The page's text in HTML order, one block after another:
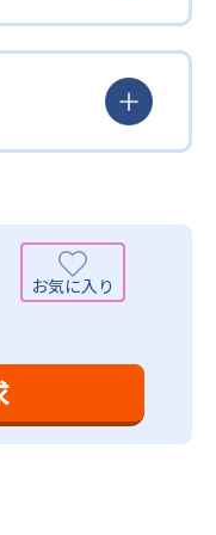
化された学習計
ップするスモー
する」姿勢や態
週2回の教室学
力のようなもの
この2教科を切
人に向いてい
して学習でき
効果は上がらな
うもの。基礎か
。算数と国語を
きる力を」と
めるところか
る。また講師
知・情・意のバ